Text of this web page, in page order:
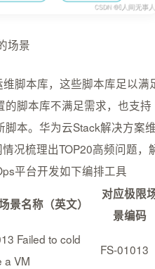
场景
脚本库，这些脚本库足以满
的脚本库不满足需求，也支持
本。华为云Stack解决方案
况梳理出TOP20高频问题，
平台开发如下编排工具
景名称（英文）
对应极限
景编码
Failed to cold
a VM
FS-01013